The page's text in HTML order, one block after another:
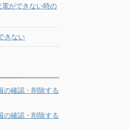
ができない時の
きない
の確認・削除する
の確認・削除する